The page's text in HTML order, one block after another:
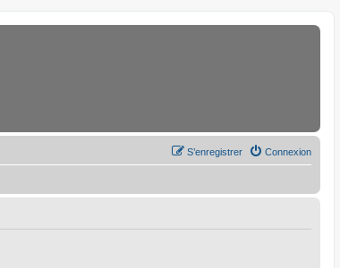
Connexion
S’enregistrer